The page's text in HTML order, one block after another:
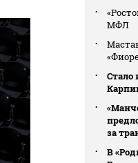
МФЛ
Стало
за
В